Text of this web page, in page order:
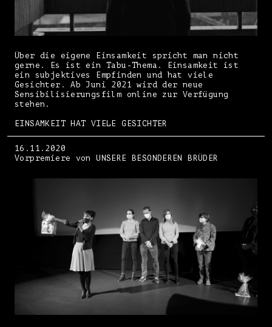
Über die eigene Einsamkeit spricht man nicht
gerne. Es ist ein Tabu-Thema. Einsamkeit ist
ein subjektives Empfinden und hat viele
Gesichter. Ab Juni 2021 wird der neue
Sensibilisierungsfilm online zur Verfügung
stehen.
EINSAMKEIT HAT VIELE GESICHTER
16.11.2020
Vorpremiere von UNSERE BESONDEREN BRÜDER